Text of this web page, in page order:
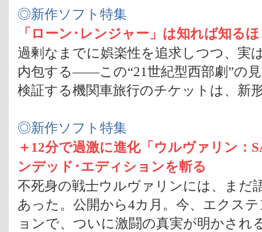
◎新作ソフト特集
「ローン･レンジャー」は知れば知る
過剰なまでに娯楽性を追求しつつ、実
内包する――この“21世紀型西部劇”の
検証する機関車旅行のチケットは、新
◎新作ソフト特集
＋12分で過激に進化「ウルヴァリン：
ンデッド･エディションを斬る
不死身の戦士ウルヴァリンには、まだ
あった。公開から4カ月。今、エクス
ョンで、ついに激闘の真実が明かされ